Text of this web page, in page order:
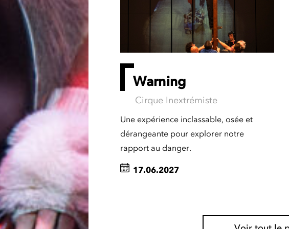
Warning
Cirque Inextrémiste
Une expérience inclassable, osée et
dérangeante pour explorer notre
rapport au danger.
17.06.2027